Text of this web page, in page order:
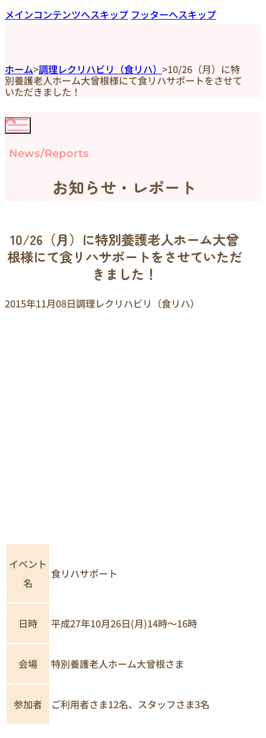
メインコンテンツへスキップ フッターへスキップ
ホーム>調理レクリハビリ（食リハ） >10/26（月）に特
別養護老人ホーム大曾根様にて食リハサポートをさせて
いただきました！
News/Reports
お知らせ・レポート
10/26（月）に特別養護老人ホーム大曾
根様にて食リハサポートをさせていただ
きました！
2015年11月08日調理レクリハビリ（食リハ）
イベント
名
食リハサポート
日時 平成27年10月26日(月)14時～16時
会場 特別養護老人ホーム大曾根さま
参加者 ご利用者さま12名、スタッフさま3名